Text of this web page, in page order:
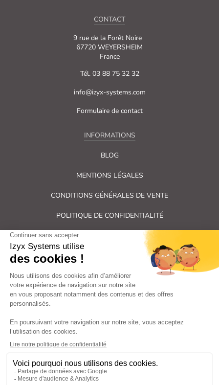
CONTACT
9 rue de la Forêt Noire
67720 WEYERSHEIM
France
Tél. 03 88 75 32 32
info@izyx-systems.com
Formulaire de contact
INFORMATIONS
BLOG
MENTIONS LÉGALES
CONDITIONS GÉNÉRALES DE VENTE
POLITIQUE DE CONFIDENTIALITÉ
Tous droits réservés Izyx Systems ©
Contrôle des accès et verrouillage de porte : serrure électrique,
gâche électrique, ventouse électromagnétique